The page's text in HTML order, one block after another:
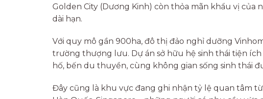
Golden City (Dương Kinh) còn thỏa mãn khẩu vị
dài hạn.
Với quy mô gần 900ha, đô thị đảo nghỉ dưỡng
trường thượng lưu. Dự án sở hữu hệ sinh thái tiện
hố, bến du thuyền, cùng không gian sống sinh thái
Đây cũng là khu vực đang ghi nhận tỷ lệ quan tâm